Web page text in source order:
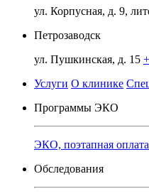
ул. Корпусная, д. 9,
Петрозаводск
ул. Пушкинская, д. 15
Услуги О клинике
Программы ЭКО
ЭКО, поэтапная оплата
Обследования